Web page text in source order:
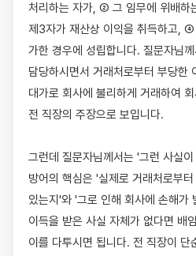
처리하는 자가, ② 그 임무에 위배하
제3자가 재산상 이익을 취득하고,
가한 경우에 성립합니다. 질문자님
담당하시면서 거래처로부터 부당한
대가로 회사에 불리하게 거래하여
전 직장의 주장으로 보입니다.
그런데 질문자님께서는 '그런 사실
방어의 핵심은 '실제로 거래처로부
있는지'와 '그로 인해 회사에 손해가
이득을 받은 사실 자체가 없다면 배
이를 다투시면 됩니다. 전 직장이 단